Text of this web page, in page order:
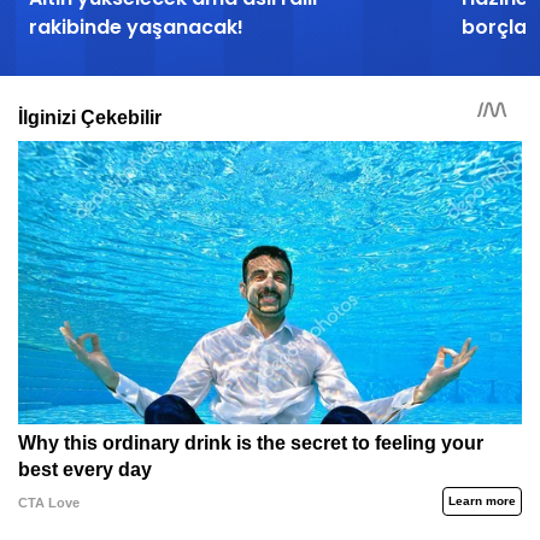
rakibinde yaşanacak!